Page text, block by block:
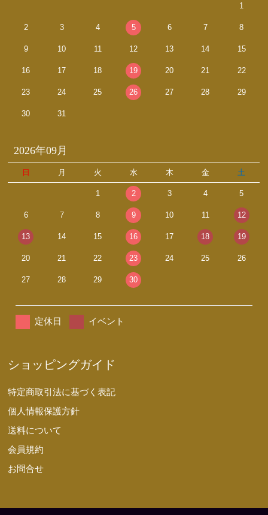
1
2 3 4 5 6 7 8
9 10 11 12 13 14 15
16 17 18 19 20 21 22
23 24 25 26 27 28 29
30 31
2026年09月
日 月 火 水 木 金 土
1 2 3 4 5
6 7 8 9 10 11 12
13 14 15 16 17 18 19
20 21 22 23 24 25 26
27 28 29 30
定休日 イベント
ショッピングガイド
特定商取引法に基づく表記
個人情報保護方針
送料について
会員規約
お問合せ